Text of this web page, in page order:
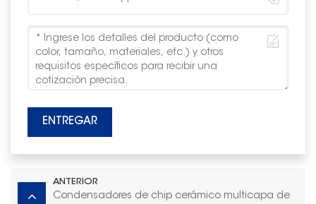
ENTREGAR
ANTERIOR
Condensadores de chip cerámico multicapa de